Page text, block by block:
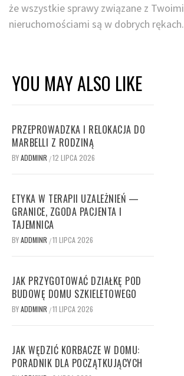
że wszystkie sprawy związane z Twoimi
nieruchomościami są w dobrych rękach.
YOU MAY ALSO LIKE
PRZEPROWADZKA I RELOKACJA DO
MARBELLI Z RODZINĄ
BYADDMINR /12 LIPCA 2026
ETYKA W TERAPII UZALEŻNIEŃ —
GRANICE, ZGODA PACJENTA I
TAJEMNICA
BYADDMINR /11 LIPCA 2026
JAK PRZYGOTOWAĆ DZIAŁKĘ POD
BUDOWĘ DOMU SZKIELETOWEGO
BYADDMINR /11 LIPCA 2026
JAK WĘDZIĆ KORBACZE W DOMU:
PORADNIK DLA POCZĄTKUJĄCYCH